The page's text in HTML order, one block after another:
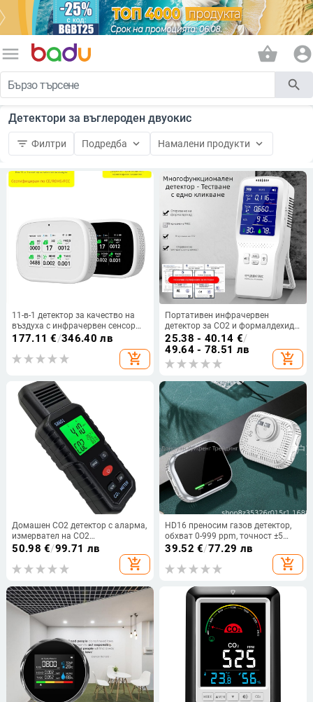
menu shopping_basket account_circle
search
Детектори за въглероден двуокис
filter_list Филтри Подредба keyboard_arrow_down Намалени продукти keyboard_arrow_down
11-в-1 детектор за качество на
въздуха с инфрачервен сенсор
PM2.5, CO, CO2, TVOC и
177.11 €/346.40 лв
add_shopping_cart
Портативен инфрачервен
детектор за CO2 и формалдехид с
монитор за температура и
влажност в помещението
25.38 - 40.14 €/
49.64 - 78.51 лв
add_shopping_cart
Домашен CO2 детектор с аларма,
измервател на CO2
концентрацията и монитор за
50.98 €/99.71 лв
add_shopping_cart
HD16 преносим газов детектор,
обхват 0-999 ppm, точност ±5
ppm, захранване 3.7V, тегло 90 g
39.52 €/77.29 лв
add_shopping_cart